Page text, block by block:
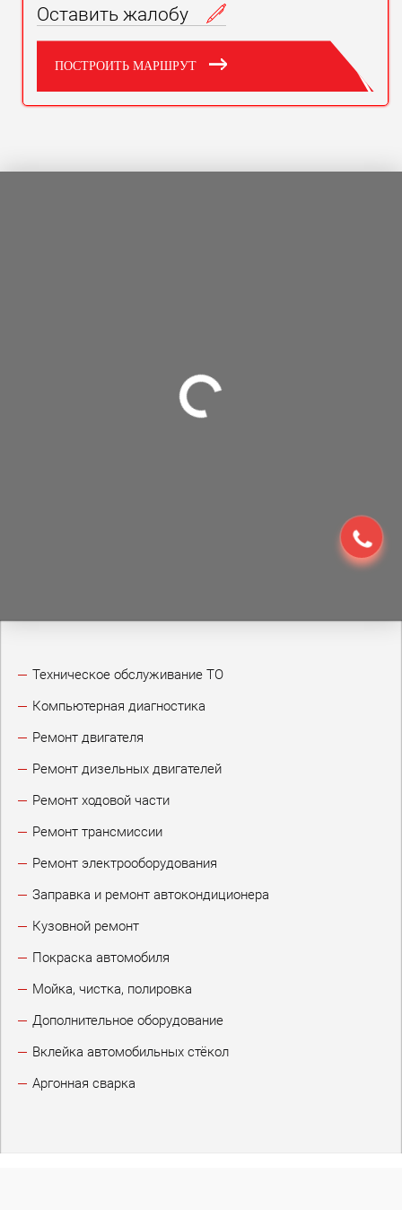
Оставить жалобу
ПОСТРОИТЬ МАРШРУТ
Техническое обслуживание ТО
Компьютерная диагностика
Ремонт двигателя
Ремонт дизельных двигателей
Ремонт ходовой части
Ремонт трансмиссии
Ремонт электрооборудования
Заправка и ремонт автокондиционера
Кузовной ремонт
Покраска автомобиля
Мойка, чистка, полировка
Дополнительное оборудование
Вклейка автомобильных стёкол
Аргонная сварка